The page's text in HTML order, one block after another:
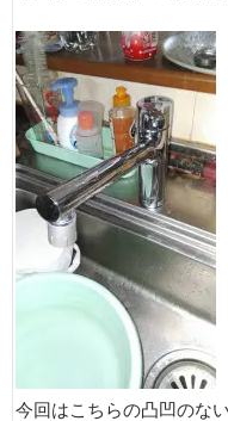
今回はこちらの凸凹のな